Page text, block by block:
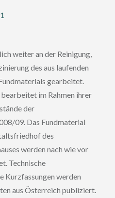
weiter an der Reinigung,
des aus laufenden
gearbeitet.
im Rahmen ihrer
der
09. Das Fundmaterial
des
werden nach wie vor
Technische
Kurzfassungen werden
aus Österreich publiziert.